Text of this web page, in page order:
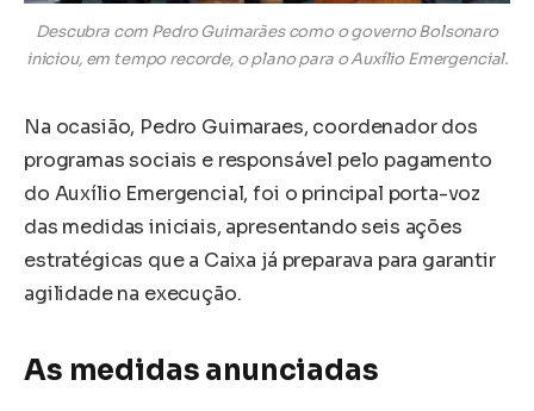
Descubra com Pedro Guimarães como o governo Bolsonaro
iniciou, em tempo recorde, o plano para o Auxílio Emergencial.
Na ocasião, Pedro Guimaraes, coordenador dos
programas sociais e responsável pelo pagamento
do Auxílio Emergencial, foi o principal porta-voz
das medidas iniciais, apresentando seis ações
estratégicas que a Caixa já preparava para garantir
agilidade na execução.
As medidas anunciadas